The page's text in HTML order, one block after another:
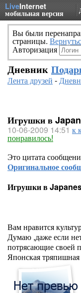
LiveInternet
мобильная версия
Вы были
страницы.
Авторизация
Дневник
Лента друзей -
Игрушки в
10-06-2009 14:51 к
понравилось!
Это цитата
Оригинальное
Игрушки в
Вам нравится
Думаю ,даже если
потрясающие своей
Японская тряпишная